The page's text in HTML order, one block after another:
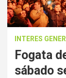
INTERES
Fogata
sábado